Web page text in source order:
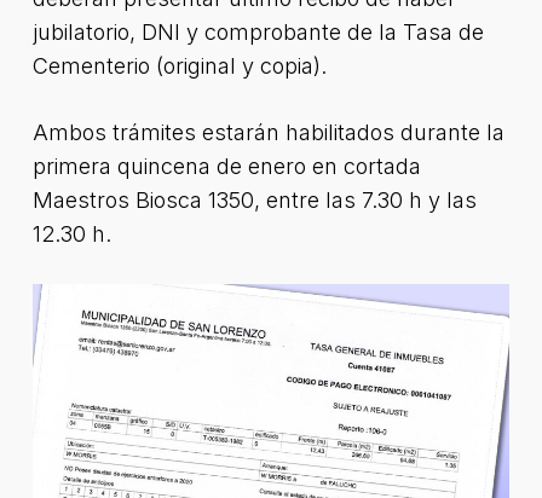
jubilatorio, DNI y comprobante de la Tasa de
Cementerio (original y copia).
Ambos trámites estarán habilitados durante la
primera quincena de enero en cortada
Maestros Biosca 1350, entre las 7.30 h y las
12.30 h.